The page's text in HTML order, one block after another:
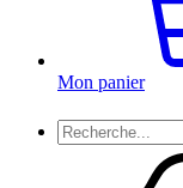
Mon panier